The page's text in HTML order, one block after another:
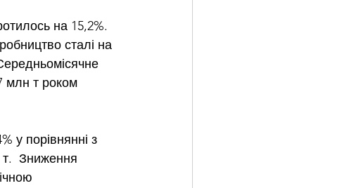
на 15,2%.
сталі на
млн т роком
у порівнянні з
Зниження